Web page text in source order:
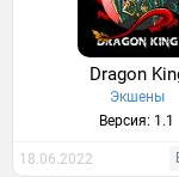
Dragon
Экшены
Версия: 1.1
18.06.2022